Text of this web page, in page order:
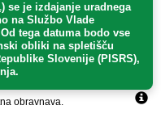
obravnava.
se je izdajanje uradnega
na Službo Vlade
tega datuma bodo vse
obliki na spletišču
Slovenije (PISRS),